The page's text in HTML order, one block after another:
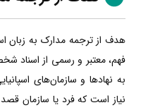
هدف از ترجمه مدارک به زبان
فهم، معتبر و رسمی از اسناد
به نهادها و سازمان‌های
نیاز است که فرد یا سازمان